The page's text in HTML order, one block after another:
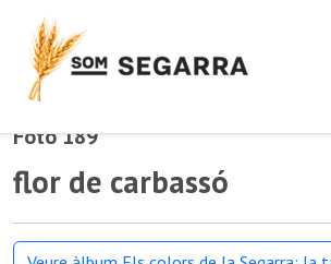
Foto 189
flor de carbassó